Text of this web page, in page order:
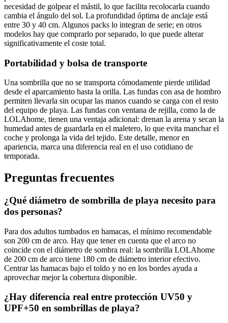
necesidad de golpear el mástil, lo que facilita recolocarla cuando
cambia el ángulo del sol. La profundidad óptima de anclaje está
entre 30 y 40 cm. Algunos packs lo integran de serie; en otros
modelos hay que comprarlo por separado, lo que puede alterar
significativamente el coste total.
Portabilidad y bolsa de transporte
Una sombrilla que no se transporta cómodamente pierde utilidad
desde el aparcamiento hasta la orilla. Las fundas con asa de hombro
permiten llevarla sin ocupar las manos cuando se carga con el resto
del equipo de playa. Las fundas con ventana de rejilla, como la de
LOLAhome, tienen una ventaja adicional: drenan la arena y secan la
humedad antes de guardarla en el maletero, lo que evita manchar el
coche y prolonga la vida del tejido. Este detalle, menor en
apariencia, marca una diferencia real en el uso cotidiano de
temporada.
Preguntas frecuentes
¿Qué diámetro de sombrilla de playa necesito para
dos personas?
Para dos adultos tumbados en hamacas, el mínimo recomendable
son 200 cm de arco. Hay que tener en cuenta que el arco no
coincide con el diámetro de sombra real: la sombrilla LOLAhome
de 200 cm de arco tiene 180 cm de diámetro interior efectivo.
Centrar las hamacas bajo el toldo y no en los bordes ayuda a
aprovechar mejor la cobertura disponible.
¿Hay diferencia real entre protección UV50 y
UPF+50 en sombrillas de playa?